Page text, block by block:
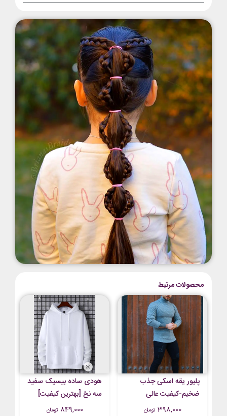
محصولات مرتبط
پلیور یقه اسکی جذب
ضخیم-کیفیت عالی
398,000 تومان
هودی ساده بیسیک سفید
سه نخ [بهترین کیفیت]
849,000 تومان